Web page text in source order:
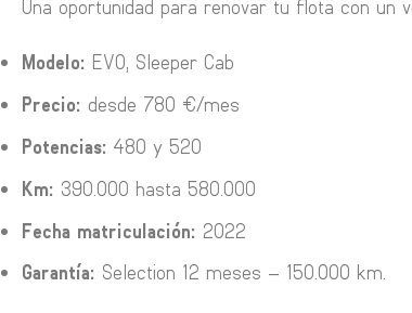
Una oportunidad para renovar tu flota con un
Modelo: EVO, Sleeper Cab
Precio: desde 780 €/mes
Potencias: 480 y 520
Km: 390.000 hasta 580.000
Fecha matriculación: 2022
Garantía: Selection 12 meses – 150.000 km.